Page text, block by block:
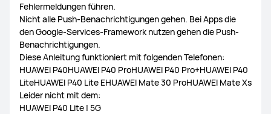
Fehlermeldungen führen.
Nicht alle Push-Benachrichtigungen gehen. Bei Apps die
den Google-Services-Framework nutzen gehen die Push-
Benachrichtigungen.
Diese Anleitung funktioniert mit folgenden Telefonen:
HUAWEI P40HUAWEI P40 ProHUAWEI P40 Pro+HUAWEI P40
LiteHUAWEI P40 Lite EHUAWEI Mate 30 ProHUAWEI Mate Xs
Leider nicht mit dem:
HUAWEI P40 Lite | 5G